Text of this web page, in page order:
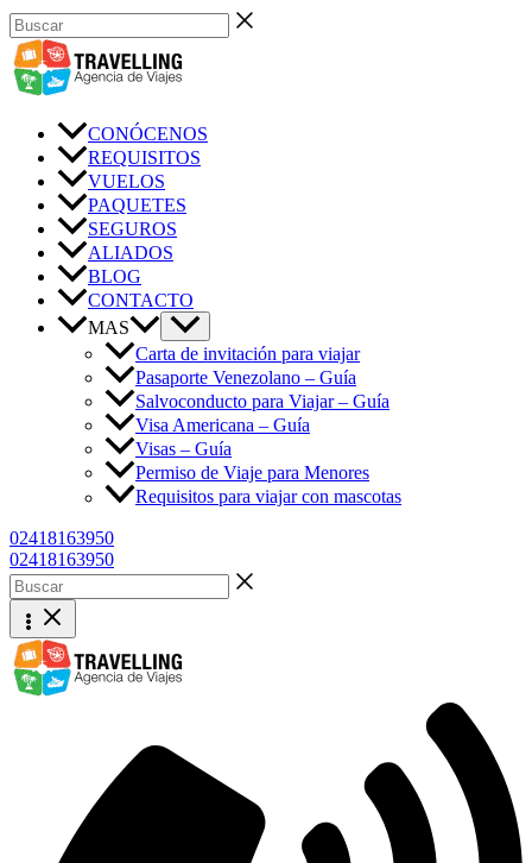
Ir
al
contenido
Buscar
CONÓCENOS
REQUISITOS
VUELOS
PAQUETES
SEGUROS
ALIADOS
BLOG
CONTACTO
MAS
Carta de invitación para viajar
Pasaporte Venezolano – Guía
Salvoconducto para Viajar – Guía
Visa Americana – Guía
Visas – Guía
Permiso de Viaje para Menores
Requisitos para viajar con mascotas
02418163950
02418163950
Buscar